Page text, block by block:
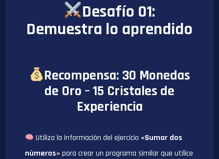
Desafío 01:
Demuestra lo aprendido
Recompensa: 30 Monedas
de Oro – 15 Cristales de
Experiencia
Utiliza la información del ejercicio «Sumar dos
números»para crear un programa similar que utilice